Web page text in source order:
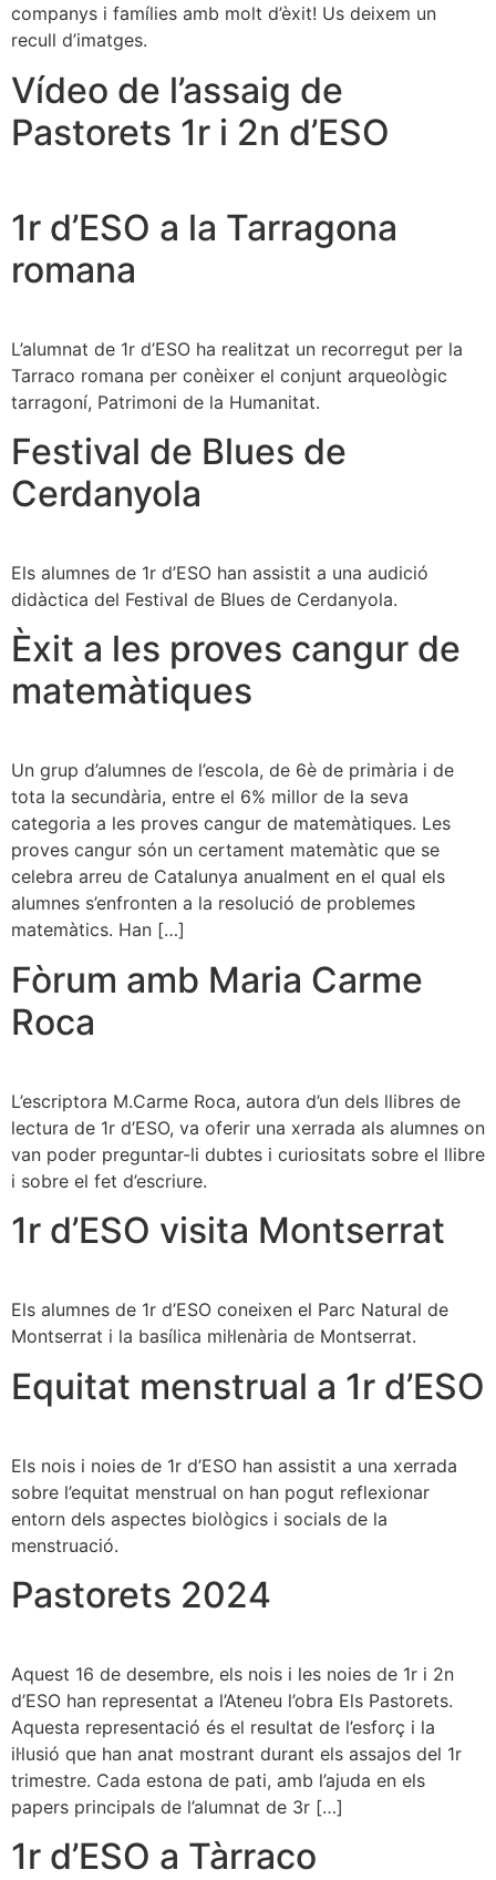
companys i famílies amb molt d’èxit! Us deixem un
recull d’imatges.
Vídeo de l’assaig de
Pastorets 1r i 2n d’ESO
1r d’ESO a la Tarragona
romana
L’alumnat de 1r d’ESO ha realitzat un recorregut per la
Tarraco romana per conèixer el conjunt arqueològic
tarragoní, Patrimoni de la Humanitat.
Festival de Blues de
Cerdanyola
Els alumnes de 1r d’ESO han assistit a una audició
didàctica del Festival de Blues de Cerdanyola.
Èxit a les proves cangur de
matemàtiques
Un grup d’alumnes de l’escola, de 6è de primària i de
tota la secundària, entre el 6% millor de la seva
categoria a les proves cangur de matemàtiques. Les
proves cangur són un certament matemàtic que se
celebra arreu de Catalunya anualment en el qual els
alumnes s’enfronten a la resolució de problemes
matemàtics. Han […]
Fòrum amb Maria Carme
Roca
L’escriptora M.Carme Roca, autora d’un dels llibres de
lectura de 1r d’ESO, va oferir una xerrada als alumnes on
van poder preguntar-li dubtes i curiositats sobre el llibre
i sobre el fet d’escriure.
1r d’ESO visita Montserrat
Els alumnes de 1r d’ESO coneixen el Parc Natural de
Montserrat i la basílica mil·lenària de Montserrat.
Equitat menstrual a 1r d’ESO
Els nois i noies de 1r d’ESO han assistit a una xerrada
sobre l’equitat menstrual on han pogut reflexionar
entorn dels aspectes biològics i socials de la
menstruació.
Pastorets 2024
Aquest 16 de desembre, els nois i les noies de 1r i 2n
d’ESO han representat a l’Ateneu l’obra Els Pastorets.
Aquesta representació és el resultat de l’esforç i la
il·lusió que han anat mostrant durant els assajos del 1r
trimestre. Cada estona de pati, amb l’ajuda en els
papers principals de l’alumnat de 3r […]
1r d’ESO a Tàrraco